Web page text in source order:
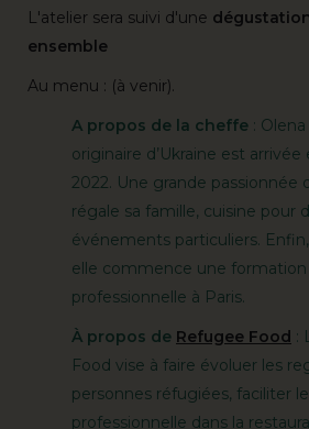
L'atelier sera suivi d'une
ensemble
Au menu : (à venir).
A propos de la cheffe :
originaire d’Ukraine est
2022. Une grande passionnée
régale sa famille, cuisine pour
événements particuliers.
elle commence une formation
professionnelle à Paris.
À propos de Refugee Food :
Food vise à faire évoluer les
personnes réfugiées, faciliter
professionnelle dans la